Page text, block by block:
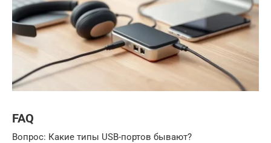
FAQ
Вопрос: Какие типы USB-портов бывают?